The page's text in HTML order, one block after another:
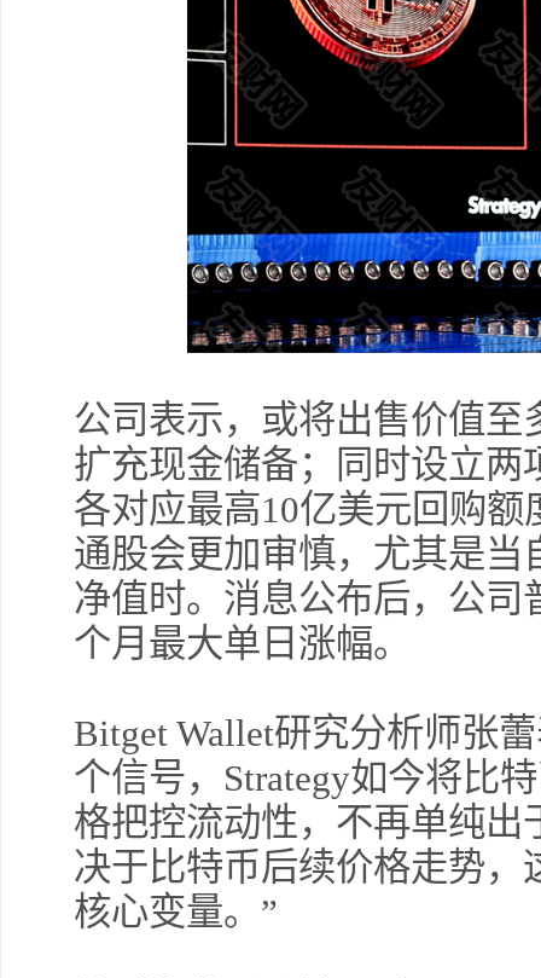
公司表示，或将出售价值至
扩充现金储备；同时设立
各对应最高10亿美元回购额
通股会更加审慎，尤其是
净值时。消息公布后，公司
个月最大单日涨幅。
Bitget Wallet研究分析师张
个信号，Strategy如今将比
格把控流动性，不再单纯
决于比特币后续价格走势
核心变量。”